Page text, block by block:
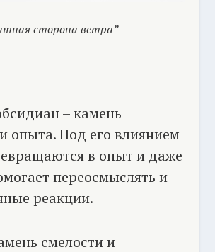
сторона ветра”
– камень
опыта. Под его влиянием
в опыт и даже
переосмыслять и
реакции.
смелости и